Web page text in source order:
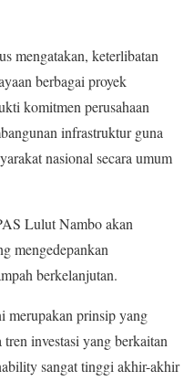
mengatakan, keterlibatan
berbagai proyek
komitmen perusahaan
infrastruktur guna
nasional secara umum
Lulut Nambo akan
mengedepankan
berkelanjutan.
merupakan prinsip yang
investasi yang berkaitan
sangat tinggi akhir-akhir